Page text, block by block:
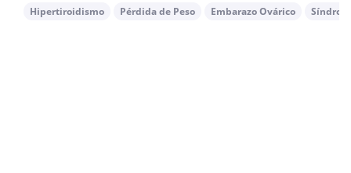
Hipertiroidismo Pérdida de Peso Embarazo Ovárico